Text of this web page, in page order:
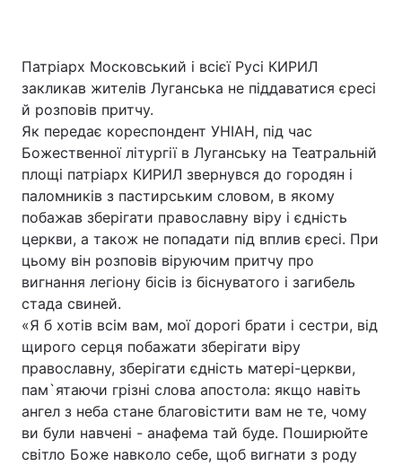
Патріарх Московський і всієї Русі КИРИЛ
закликав жителів Луганська не піддаватися єресі
й розповів притчу.
Як передає кореспондент УНІАН, під час
Божественної літургії в Луганську на Театральній
площі патріарх КИРИЛ звернувся до городян і
паломників з пастирським словом, в якому
побажав зберігати православну віру і єдність
церкви, а також не попадати під вплив єресі. При
цьому він розповів віруючим притчу про
вигнання легіону бісів із біснуватого і загибель
стада свиней.
«Я б хотів всім вам, мої дорогі брати і сестри, від
щирого серця побажати зберігати віру
православну, зберігати єдність матері-церкви,
пам`ятаючи грізні слова апостола: якщо навіть
ангел з неба стане благовістити вам не те, чому
ви були навчені - анафема тай буде. Поширюйте
світло Боже навколо себе, щоб вигнати з роду